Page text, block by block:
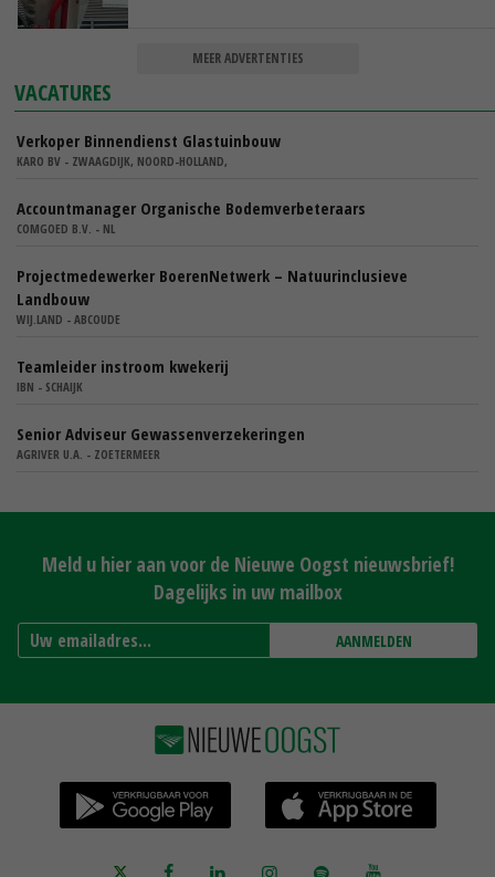
MEER ADVERTENTIES
VACATURES
Verkoper Binnendienst Glastuinbouw
KARO BV - ZWAAGDIJK, NOORD-HOLLAND,
Accountmanager Organische Bodemverbeteraars
COMGOED B.V. - NL
Projectmedewerker BoerenNetwerk – Natuurinclusieve
Landbouw
WIJ.LAND - ABCOUDE
Teamleider instroom kwekerij
IBN - SCHAIJK
Senior Adviseur Gewassenverzekeringen
AGRIVER U.A. - ZOETERMEER
Meld u hier aan voor de Nieuwe Oogst nieuwsbrief!
Dagelijks in uw mailbox
AANMELDEN